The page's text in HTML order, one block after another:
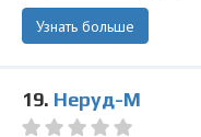
Узнать больше
19. Неруд-М